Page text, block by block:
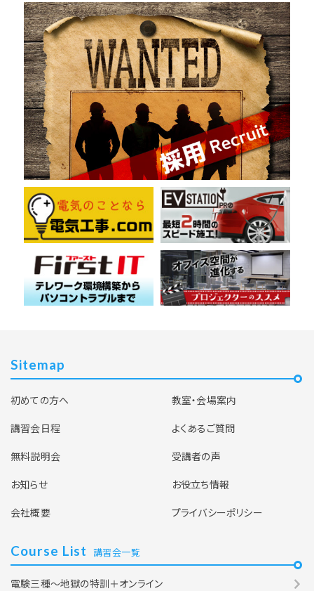
Sitemap
初めての方へ
教室・会場案内
講習会日程
よくあるご質問
無料説明会
受講者の声
お知らせ
お役立ち情報
会社概要
プライバシーポリシー
Course List 講習会一覧
電験三種～地獄の特訓＋オンライン